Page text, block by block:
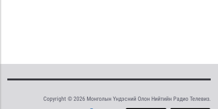
Copyright © 2026 Монголын Үндэсний Олон Нийтийн Радио Телевиз.